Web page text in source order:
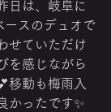
日は、岐阜に
ースのデュオで
せていただけ
を感じながら
移動も梅雨入
かったです✨